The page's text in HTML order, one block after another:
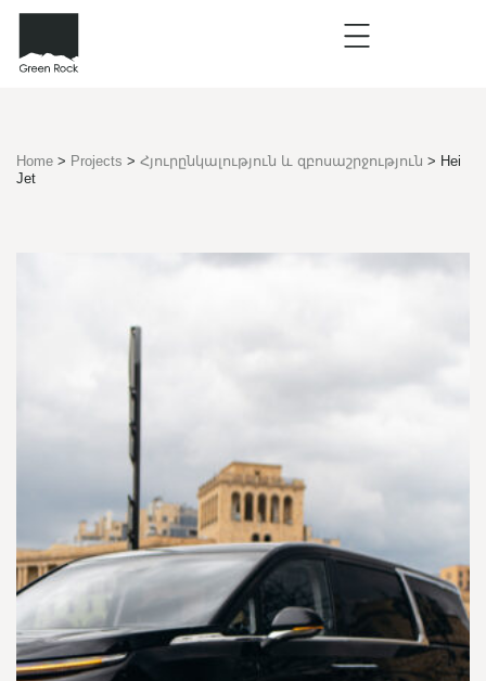
Home > Projects > Հյուրընկալություն և զբոսաշրջություն > Hei
Jet